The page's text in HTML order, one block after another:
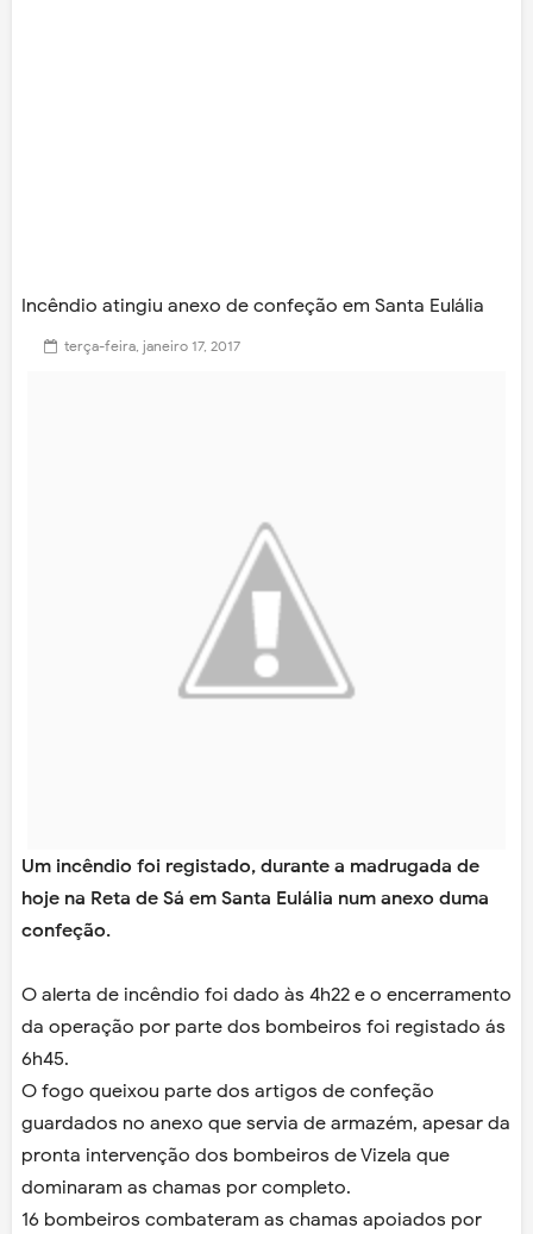
Incêndio atingiu anexo de confeção em Santa Eulália
terça-feira, janeiro 17, 2017
Um incêndio foi registado, durante a madrugada de
hoje na Reta de Sá em Santa Eulália num anexo duma
confeção.
O alerta de incêndio foi dado às 4h22 e o encerramento
da operação por parte dos bombeiros foi registado ás
6h45.
O fogo queixou parte dos artigos de confeção
guardados no anexo que servia de armazém, apesar da
pronta intervenção dos bombeiros de Vizela que
dominaram as chamas por completo.
16 bombeiros combateram as chamas apoiados por